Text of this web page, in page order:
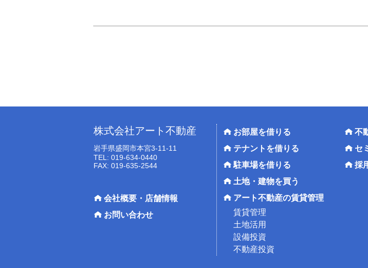
株式会社アート不動産
岩手県盛岡市本宮3-11-11
TEL: 019-634-0440
FAX: 019-635-2544
会社概要・店舗情報
お問い合わせ
お部屋を借りる
テナントを借りる
駐車場を借りる
土地・建物を買う
アート不動産の賃貸管理
賃貸管理
土地活用
設備投資
不動産投資
不
セ
採